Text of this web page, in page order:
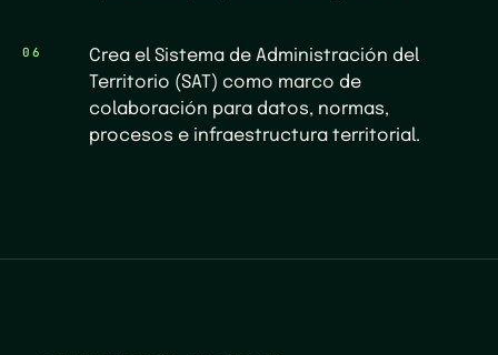
06
Crea el Sistema de Administración del
Territorio (SAT) como marco de
colaboración para datos, normas,
procesos e infraestructura territorial.